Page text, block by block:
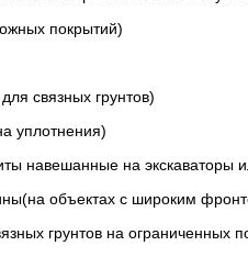
покрытий)
связных грунтов)
уплотнения)
навешанные на экскаваторы
объектах с широким
грунтов на ограниченных